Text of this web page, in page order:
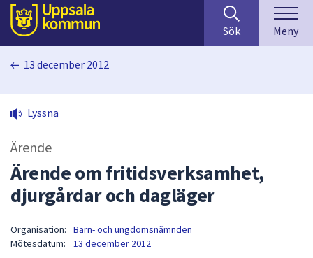
Till sidans
huvudinnehåll
efter
innehåll
på
sökfältet
kommer
sökförslag
Sök Meny
13 december 2012
Lyssna
Ärende
Ärende om fritidsverksamhet,
djurgårdar och dagläger
Organisation:
Barn- och ungdomsnämnden
Mötesdatum:
13 december 2012